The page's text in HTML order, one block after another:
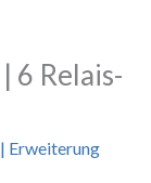
6 Relais-
Erweiterung